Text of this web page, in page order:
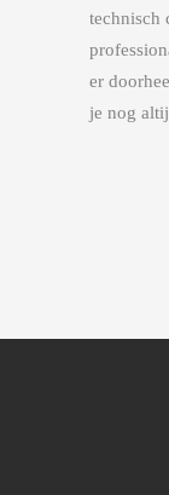
technisch
er
je nog